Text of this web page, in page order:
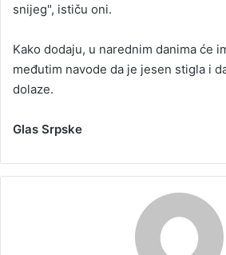
snijeg", ističu oni.
Kako dodaju, u narednim danima će
međutim navode da je jesen stigla i
dolaze.
Glas Srpske